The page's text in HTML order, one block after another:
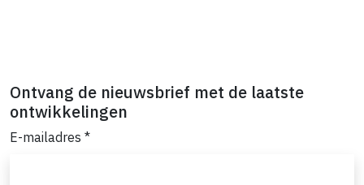
Ontvang de nieuwsbrief met de laatste
ontwikkelingen
E-mailadres *